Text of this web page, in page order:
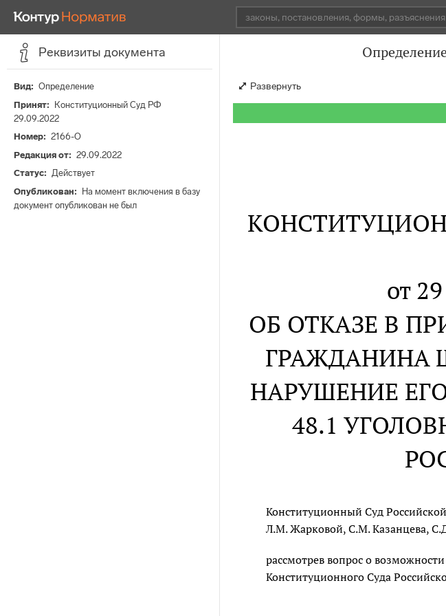
Реквизиты документа
Вид
Определение
Принят
Конституционный Суд РФ
29.09.2022
Номер
2166-О
Редакция от
29.09.2022
Статус
Действует
Опубликован
На момент включения в базу
документ опубликован не был
Развернуть
от
ОБ ОТКАЗЕ В
ГРАЖДАНИНА
НАРУШЕНИЕ
48.1
Конституционный Суд
Л.М. Жарковой, С.М. Казанцева,
рассмотрев вопрос о
Конституционного Суда